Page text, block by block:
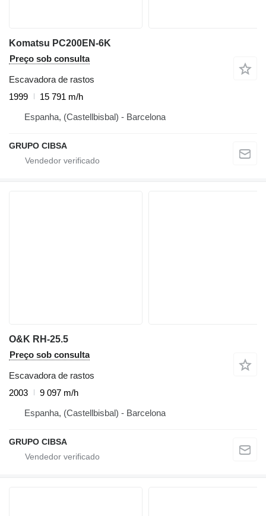
Komatsu PC200EN-6K
Preço sob consulta
Escavadora de rastos
1999
15 791 m/h
Espanha, (Castellbisbal) - Barcelona
GRUPO CIBSA
O&K RH-25.5
Preço sob consulta
Escavadora de rastos
2003
9 097 m/h
Espanha, (Castellbisbal) - Barcelona
GRUPO CIBSA